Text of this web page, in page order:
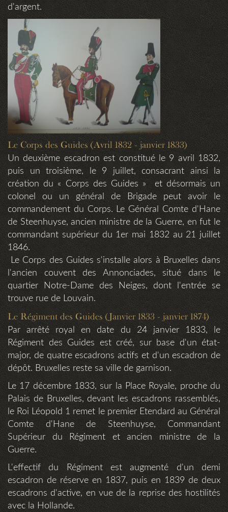
d'argent.
Le Corps des Guides (Avril 1832 - janvier 1833)
Un deuxième escadron est constitué le 9 avril 1832,
puis un troisième, le 9 juillet, consacrant ainsi la
création du « Corps des Guides » et désormais un
colonel ou un général de Brigade peut avoir le
commandement du Corps. Le Général Comte d'Hane
de Steenhuyse, ancien ministre de la Guerre, en fut le
commandant supérieur du 1er mai 1832 au 21 juillet
1846.
Le Corps des Guides s'installe alors à Bruxelles dans
l'ancien couvent des Annonciades, situé dans le
quartier Notre-Dame des Neiges, dont l'entrée se
trouve rue de Louvain.
Le Régiment des Guides (Janvier 1833 - janvier 1874)
Par arrêté royal en date du 24 janvier 1833, le
Régiment des Guides est créé, sur base d'un état-
major, de quatre escadrons actifs et d'un escadron de
dépôt. Bruxelles reste sa ville de garnison.
Le 17 décembre 1833, sur la Place Royale, proche du
Palais de Bruxelles, devant les escadrons rassemblés,
le Roi Léopold 1 remet le premier Etendard au Général
Comte d'Hane de Steenhuyse, Commandant
Supérieur du Régiment et ancien ministre de la
Guerre.
L'effectif du Régiment est augmenté d'un demi
escadron de réserve en 1837, puis en 1839 de deux
escadrons d'active, en vue de la reprise des hostilités
avec la Hollande.